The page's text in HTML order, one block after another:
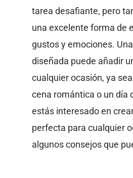
tarea desafiante, pero
una excelente forma de
gustos y emociones.
diseñada puede añadir
cualquier ocasión, ya
cena romántica o un día
estás interesado en
perfecta para cualquier
algunos consejos que